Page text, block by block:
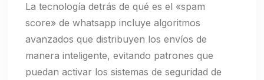
La tecnología detrás de qué es el «spam
score» de whatsapp incluye algoritmos
avanzados que distribuyen los envíos de
manera inteligente, evitando patrones que
puedan activar los sistemas de seguridad de